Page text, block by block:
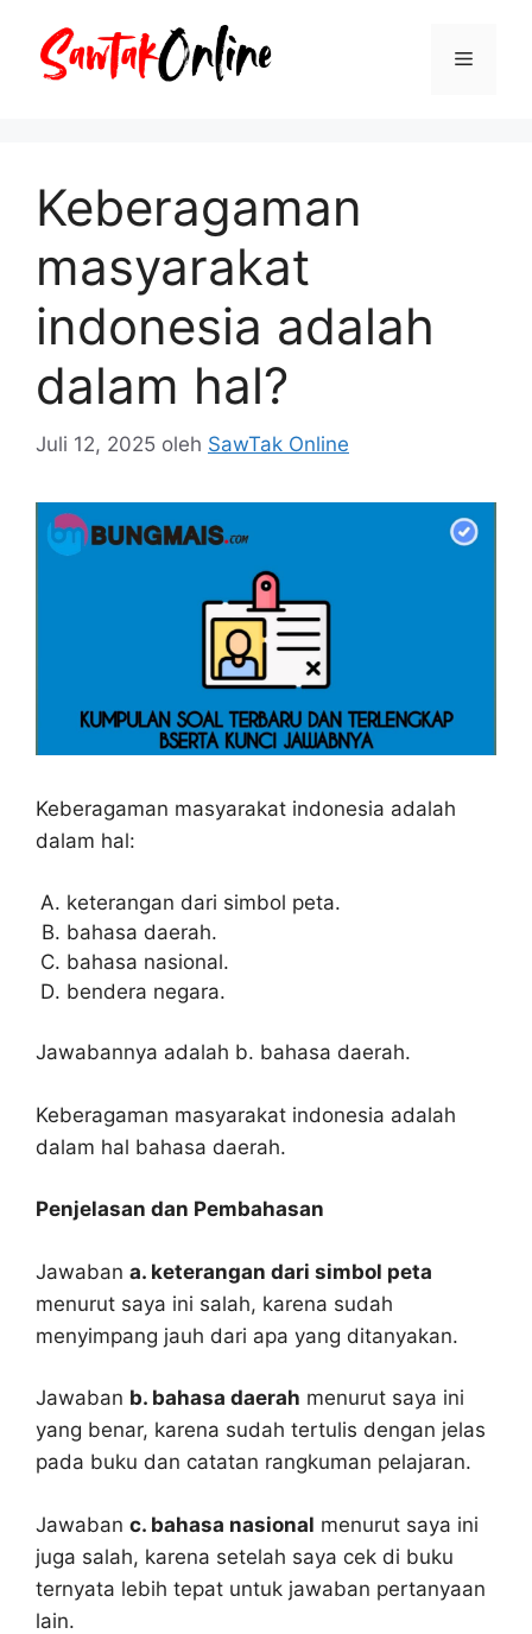
Menu
Keberagaman
masyarakat
indonesia adalah
dalam hal?
Juli 12, 2025 oleh SawTak Online
Keberagaman masyarakat indonesia adalah
dalam hal:
keterangan dari simbol peta.
bahasa daerah.
bahasa nasional.
bendera negara.
Jawabannya adalah b. bahasa daerah.
Keberagaman masyarakat indonesia adalah
dalam hal bahasa daerah.
Penjelasan dan Pembahasan
Jawaban a. keterangan dari simbol peta
menurut saya ini salah, karena sudah
menyimpang jauh dari apa yang ditanyakan.
Jawaban b. bahasa daerah menurut saya ini
yang benar, karena sudah tertulis dengan jelas
pada buku dan catatan rangkuman pelajaran.
Jawaban c. bahasa nasional menurut saya ini
juga salah, karena setelah saya cek di buku
ternyata lebih tepat untuk jawaban pertanyaan
lain.